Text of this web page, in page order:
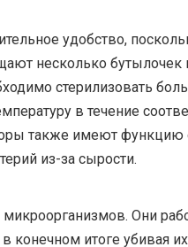
удобство,
несколько
стерилизовать
в течение
также имеют функцию
из-за сырости.
Они
итоге убивая